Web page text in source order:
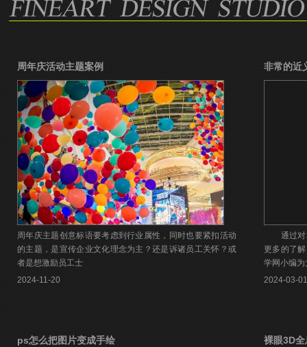
周年庆活动主题案例
周年庆主题创意标语要考虑到行业属性，同时也要紧扣活动
的主题，是宣传企业文化理念为主？还是诉诸员工关怀？或
者是想激励员工士
2024-11-20
非常的近
通过对非
更多的了
学网小编为
2024-03-01
ps怎么把图片变成手绘 裸眼3D